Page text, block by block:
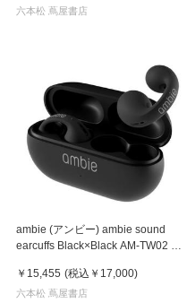
六本松 蔦屋書店
ambie (アンビー) ambie sound
earcuffs Black×Black AM-TW02 ア
￥15,455 (税込 ￥17,000)
六本松 蔦屋書店